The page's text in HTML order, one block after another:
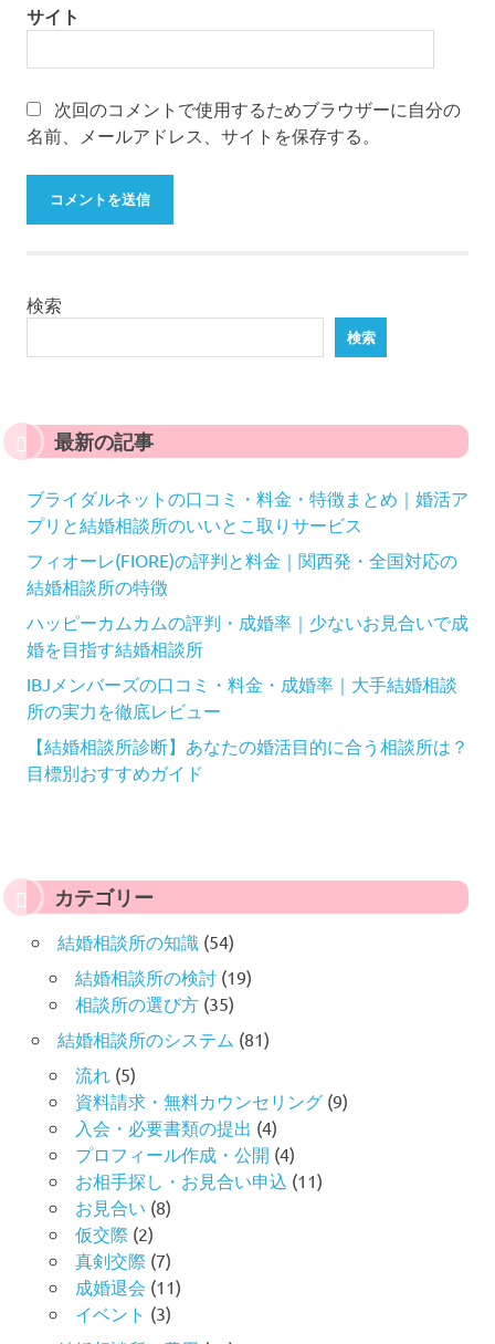
サイト
次回のコメントで使用するためブラウザーに自分の
名前、メールアドレス、サイトを保存する。
検索
検索
最新の記事
ブライダルネットの口コミ・料金・特徴まとめ｜婚活ア
プリと結婚相談所のいいとこ取りサービス
フィオーレ(FIORE)の評判と料金｜関西発・全国対応の
結婚相談所の特徴
ハッピーカムカムの評判・成婚率｜少ないお見合いで成
婚を目指す結婚相談所
IBJメンバーズの口コミ・料金・成婚率｜大手結婚相談
所の実力を徹底レビュー
【結婚相談所診断】あなたの婚活目的に合う相談所は？
目標別おすすめガイド
カテゴリー
結婚相談所の知識(54)
結婚相談所の検討(19)
相談所の選び方(35)
結婚相談所のシステム (81)
流れ(5)
資料請求・無料カウンセリング(9)
入会・必要書類の提出 (4)
プロフィール作成・公開 (4)
お相手探し・お見合い申込 (11)
お見合い (8)
仮交際(2)
真剣交際(7)
成婚退会 (11)
イベント (3)